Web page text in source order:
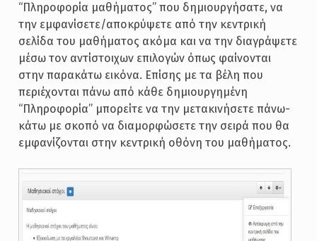
“Πληροφορία μαθήματος” που δημιουργήσατε, να
την εμφανίσετε/αποκρύψετε από την κεντρική
σελίδα του μαθήματος ακόμα και να την διαγράψετε
μέσω τον αντίστοιχων επιλογών όπως φαίνονται
στην παρακάτω εικόνα. Επίσης με τα βέλη που
περιέχονται πάνω από κάθε δημιουργημένη
“Πληροφορία” μπορείτε να την μετακινήσετε πάνω-
κάτω με σκοπό να διαμορφώσετε την σειρά που θα
εμφανίζονται στην κεντρική οθόνη του μαθήματος.